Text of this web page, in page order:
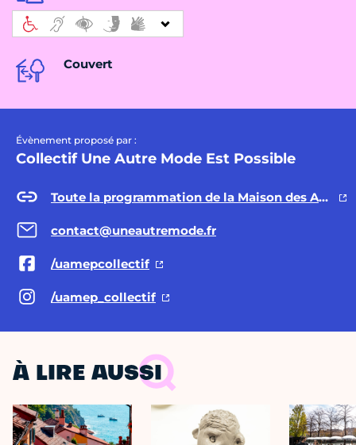
Couvert
Évènement proposé par :
Collectif Une Autre Mode Est Possible
Toute la programmation de la Maison des Autres Modes
contact@uneautremode.fr
/uamepcollectif
/uamep_collectif
À LIRE AUSSI